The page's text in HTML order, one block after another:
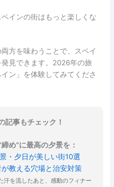
インの街はもっと楽しくな
方を味わうことで、スペイ
見できます。2026年の旅
ン」を体験してみてくださ
記事もチェック！
め”に最高の夕景を：
・夕日が美しい街10選
が教える穴場と治安対策
汗を流したあと、感動のフィナー